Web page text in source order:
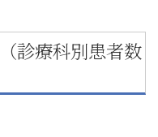
診療科別患者数